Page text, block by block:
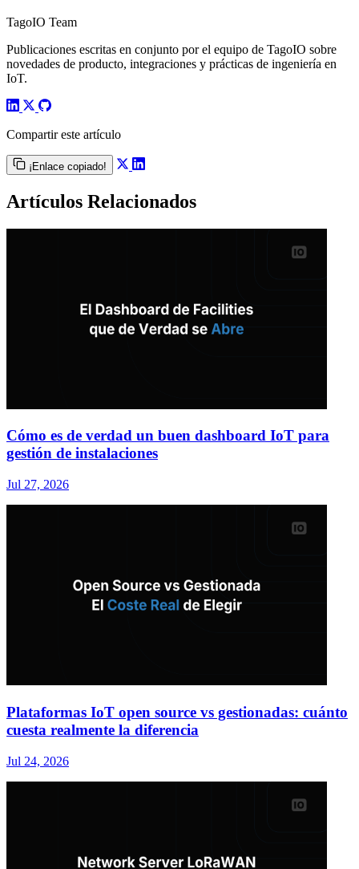
TagoIO Team
Publicaciones escritas en conjunto por el equipo de TagoIO sobre
novedades de producto, integraciones y prácticas de ingeniería en
IoT.
Compartir este artículo
¡Enlace copiado!
Artículos Relacionados
Cómo es de verdad un buen dashboard IoT para
gestión de instalaciones
Jul 27, 2026
Plataformas IoT open source vs gestionadas: cuánto
cuesta realmente la diferencia
Jul 24, 2026